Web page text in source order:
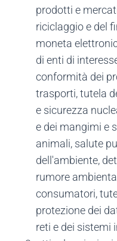
prodotti e
riciclaggio e del
moneta
di enti di
conformità dei
trasporti, tutela
e sicurezza
e dei mangimi e
animali, salute
dell'ambiente,
rumore
consumatori,
protezione dei
reti e dei sistemi